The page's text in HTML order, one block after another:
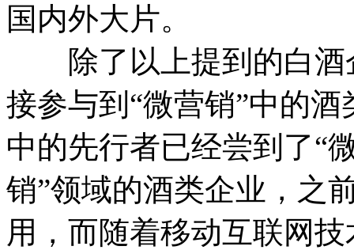
国内外大片。
除了以上提到的白酒
接参与到“微营销”中的
中的先行者已经尝到了“
销”领域的酒类企业，之
用，而随着移动互联网